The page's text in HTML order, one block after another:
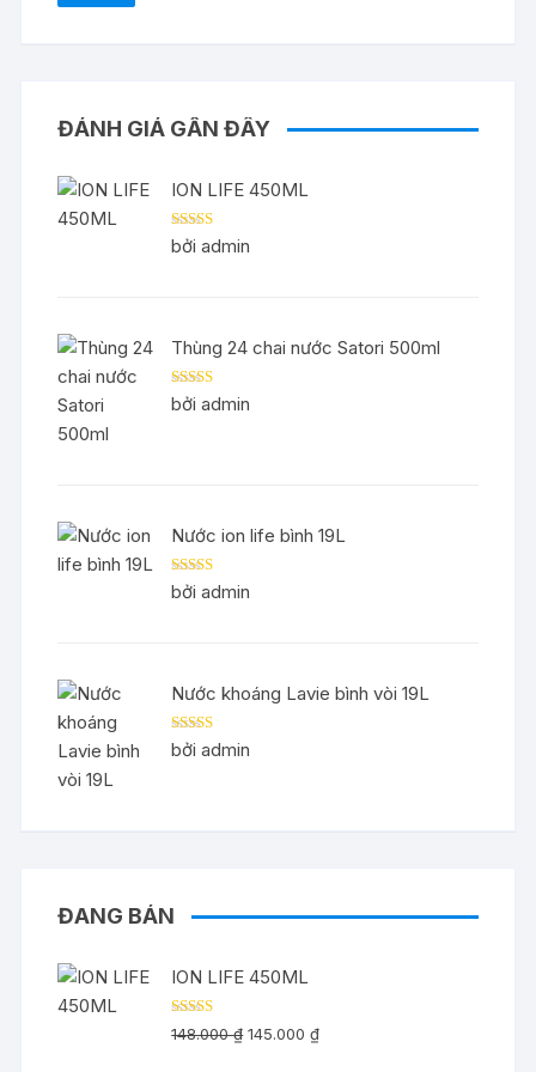
ĐÁNH GIÁ GẦN ĐÂY
ION LIFE 450ML
Được xếp
hạng55 sao
bởi admin
Thùng 24 chai nước Satori 500ml
Được xếp
hạng55 sao
bởi admin
Nước ion life bình 19L
Được xếp
hạng55 sao
bởi admin
Nước khoáng Lavie bình vòi 19L
Được xếp
hạng55 sao
bởi admin
ĐANG BÁN
ION LIFE 450ML
Được xếp
hạng5.005
148.000₫ Giá
145.000₫Giá